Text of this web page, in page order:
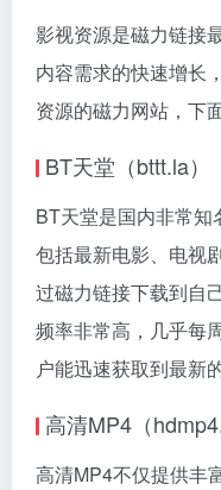
影视资源是磁力链接
内容需求的快速增长
资源的磁力网站，下
BT天堂（bttt.la）
BT天堂是国内非常
包括最新电影、电视
过磁力链接下载到自
频率非常高，几乎每
户能迅速获取到最新
高清MP4（
高清MP4不仅提供丰